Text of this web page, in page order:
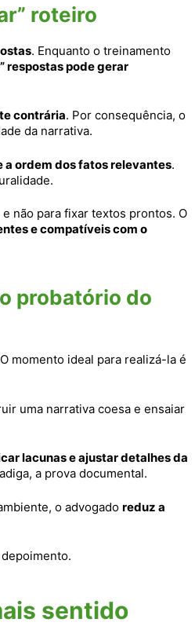
roteiro
. Enquanto o treinamento
respostas pode gerar
contrária. Por consequência, o
da narrativa.
a ordem dos fatos relevantes.
e não para fixar textos prontos. O
e compatíveis com o
probatório do
momento ideal para realizá-la é
uma narrativa coesa e ensaiar
lacunas e ajustar detalhes da
a prova documental.
o advogado reduz a
sentido